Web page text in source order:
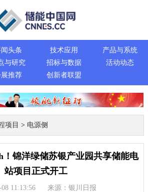
头条 技术应用
产品与系统
与研究 招标与数据
活动动态
推荐 创新者联盟
项目 > 电源侧
！锦洋绿储苏银产业园共享储能电
站项目正式开工
08 11:13:56 来源：银川日报